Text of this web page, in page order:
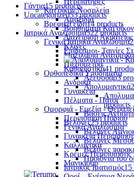
Κατ'οίκον Νοσηλεία
Αμαξίδια
Βοηθήματα
Διαχείριση Ακράτειας
Κλίνες
Μαξιλάρια Ανατομικά
Πιεσόμετρα
Ορθοπεδικά Υποδήματα
Ανδρικά
Γυναικεία
Πέλματα - Πάτοι
Ομορφιά - Ευεξία -
Περιποίηση Ποδιού
Γενικά Αναλώσιμα
Γυναικεία
Καλλυντικά
Κρέμες Περιποίησης
Μανικιούρ
Γάντια15 products
Uncategorized53 products
Βρεφικά είδη14 products
Ιατρικά Αναλώσιμα522 products
Γενικά Ιατρικά Αναλώσιμα
Επίδεσμοι- Ταινίες
Καθαριστικά41
Αξεσουάρ3
Απολυμαντικά
products
Βάσεις
Βελόνες25 products
Βελόνες
Βελόνες
Βελόνες
Προϊόντα του
Ιατρικός Ιματισμός15